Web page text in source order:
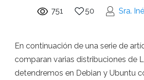
751 50 Sra.
En continuación de una serie de
comparan varias distribuciones de
detendremos en Debian y Ubuntu